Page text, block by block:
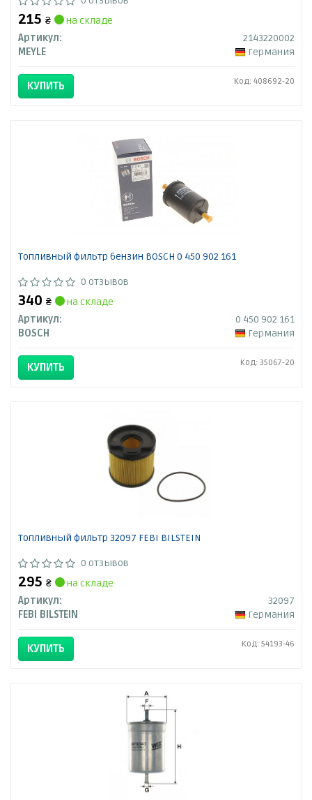
215 ₴
на складе
Артикул:
2143220002
MEYLE
Германия
КУПИТЬ Код: 408692-20
Топливный фильтр бензин BOSCH 0 450 902 161
0 отзывов
340 ₴
на складе
Артикул:
0 450 902 161
BOSCH
Германия
КУПИТЬ Код: 35067-20
Топливный фильтр 32097 FEBI BILSTEIN
0 отзывов
295 ₴
на складе
Артикул:
32097
FEBI BILSTEIN
Германия
КУПИТЬ Код: 54193-46